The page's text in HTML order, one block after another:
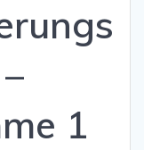
1